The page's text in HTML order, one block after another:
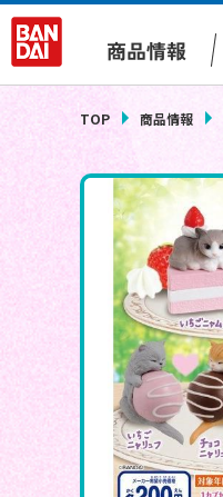
商品情報
TOP 商品情報